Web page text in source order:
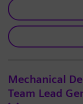
Mechanical
Team Lead